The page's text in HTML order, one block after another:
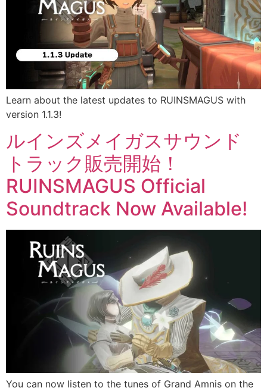
Learn about the latest updates to RUINSMAGUS with
version 1.1.3!
ルインズメイガスサウンド
トラック販売開始！
RUINSMAGUS Official
Soundtrack Now Available!
You can now listen to the tunes of Grand Amnis on the